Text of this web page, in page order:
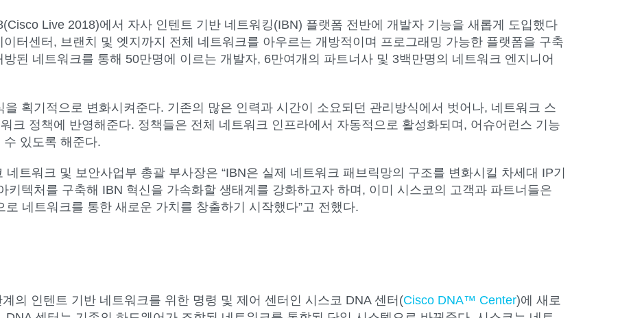
Live 2018)에서 자사 인텐트 기반 네트워킹(IBN) 플랫폼 전반에 개발자 기능을 새롭게 도입했다
터센터, 브랜치 및 엣지까지 전체 네트워크를 아우르는 개방적이며 프로그래밍 가능한 플랫폼을 구축
된 네트워크를 통해 50만명에 이르는 개발자, 6만여개의 파트너사 및 3백만명의 네트워크 엔지니어
획기적으로 변화시켜준다. 기존의 많은 인력과 시간이 소요되던 관리방식에서 벗어나, 네트워크 스
크 정책에 반영해준다. 정책들은 전체 네트워크 인프라에서 자동적으로 활성화되며, 어슈어런스 기능
있도록 해준다.
트워크 및 보안사업부 총괄 부사장은 “IBN은 실제 네트워크 패브릭망의 구조를 변화시킬 차세대 IP기
키텍처를 구축해 IBN 혁신을 가속화할 생태계를 강화하고자 하며, 이미 시스코의 고객과 파트너들은
네트워크를 통한 새로운 가치를 창출하기 시작했다”고 전했다.
의 인텐트 기반 네트워크를 위한 명령 및 제어 센터인 시스코 DNA 센터(Cisco DNA™ Center)에 새로